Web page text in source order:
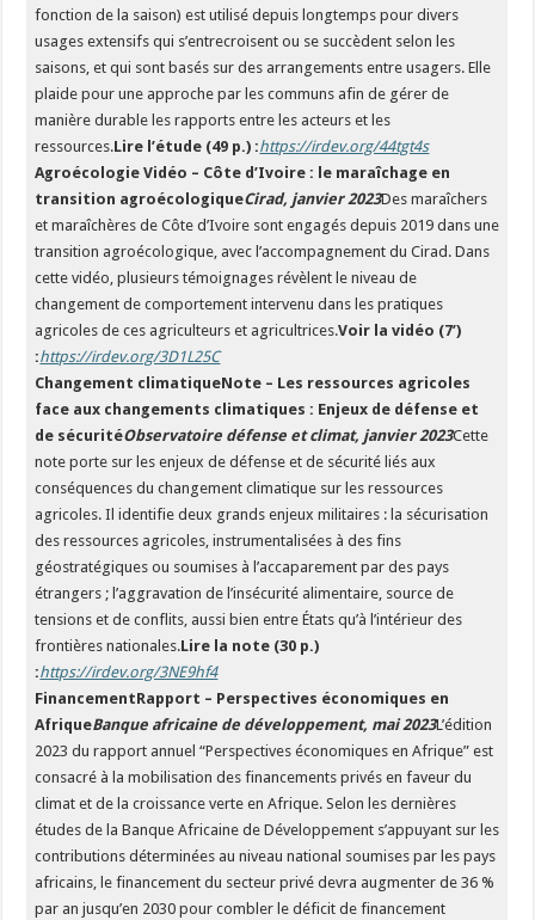
fonction de la saison) est utilisé depuis longtemps pour divers
usages extensifs qui s’entrecroisent ou se succèdent selon les
saisons, et qui sont basés sur des arrangements entre usagers. Elle
plaide pour une approche par les communs afin de gérer de
manière durable les rapports entre les acteurs et les
ressources.Lire l’étude (49 p.) :https://irdev.org/44tgt4s
Agroécologie Vidéo – Côte d’Ivoire : le maraîchage en
transition agroécologiqueCirad, janvier 2023Des maraîchers
et maraîchères de Côte d’Ivoire sont engagés depuis 2019 dans une
transition agroécologique, avec l’accompagnement du Cirad. Dans
cette vidéo, plusieurs témoignages révèlent le niveau de
changement de comportement intervenu dans les pratiques
agricoles de ces agriculteurs et agricultrices.Voir la vidéo (7’)
:https://irdev.org/3D1L25C
Changement climatiqueNote – Les ressources agricoles
face aux changements climatiques : Enjeux de défense et
de sécuritéObservatoire défense et climat, janvier 2023Cette
note porte sur les enjeux de défense et de sécurité liés aux
conséquences du changement climatique sur les ressources
agricoles. Il identifie deux grands enjeux militaires : la sécurisation
des ressources agricoles, instrumentalisées à des fins
géostratégiques ou soumises à l’accaparement par des pays
étrangers ; l’aggravation de l’insécurité alimentaire, source de
tensions et de conflits, aussi bien entre États qu’à l’intérieur des
frontières nationales.Lire la note (30 p.)
:https://irdev.org/3NE9hf4
FinancementRapport – Perspectives économiques en
AfriqueBanque africaine de développement, mai 2023L’édition
2023 du rapport annuel “Perspectives économiques en Afrique” est
consacré à la mobilisation des financements privés en faveur du
climat et de la croissance verte en Afrique. Selon les dernières
études de la Banque Africaine de Développement s’appuyant sur les
contributions déterminées au niveau national soumises par les pays
africains, le financement du secteur privé devra augmenter de 36 %
par an jusqu’en 2030 pour combler le déficit de financement